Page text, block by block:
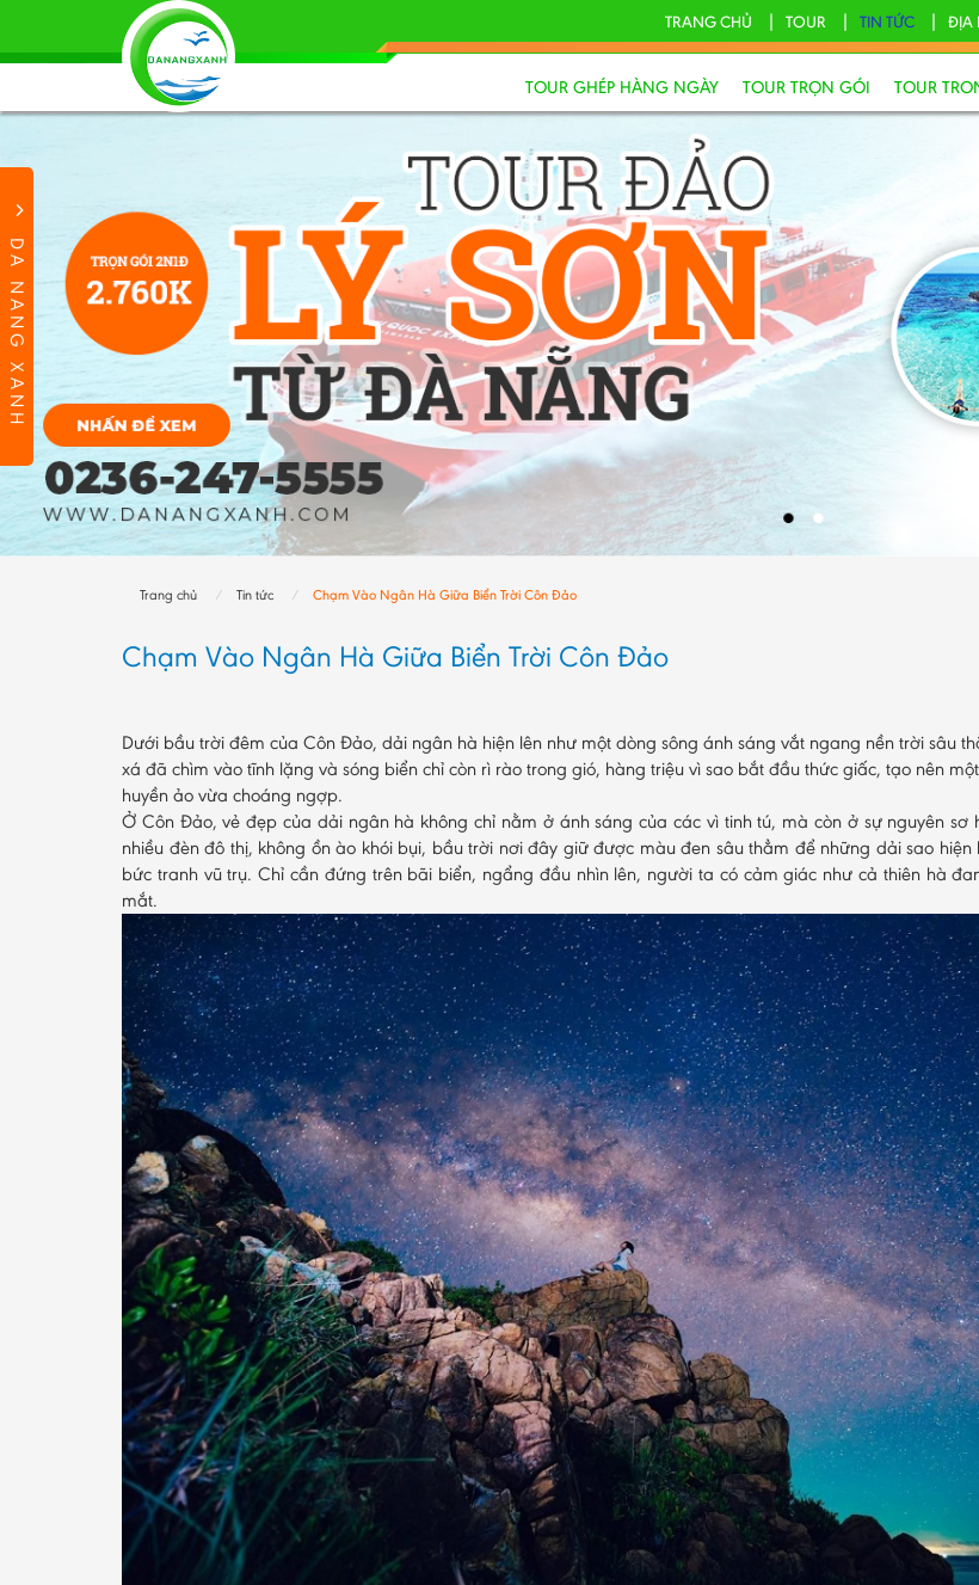
TRANG CHỦ TOUR TIN TỨC ĐỊA
TOUR GHÉP HÀNG NGÀY TOUR TRỌN GÓI TOUR
DA NANG XANH
Trang chủ Tin tức Chạm Vào Ngân Hà Giữa Biển Trời Côn Đảo
Chạm Vào Ngân Hà Giữa Biển Trời Côn Đảo
Dưới bầu trời đêm của Côn Đảo, dải ngân hà hiện lên như một dòng sông ánh sáng vắt ngang nền trời sâu
xá đã chìm vào tĩnh lặng và sóng biển chỉ còn rì rào trong gió, hàng triệu vì sao bắt đầu thức giấc, tạo nên
huyền ảo vừa choáng ngợp.
Ở Côn Đảo, vẻ đẹp của dải ngân hà không chỉ nằm ở ánh sáng của các vì tinh tú, mà còn ở sự nguyên sơ
nhiều đèn đô thị, không ồn ào khói bụi, bầu trời nơi đây giữ được màu đen sâu thẳm để những dải sao
bức tranh vũ trụ. Chỉ cần đứng trên bãi biển, ngẩng đầu nhìn lên, người ta có cảm giác như cả thiên hà
mắt.